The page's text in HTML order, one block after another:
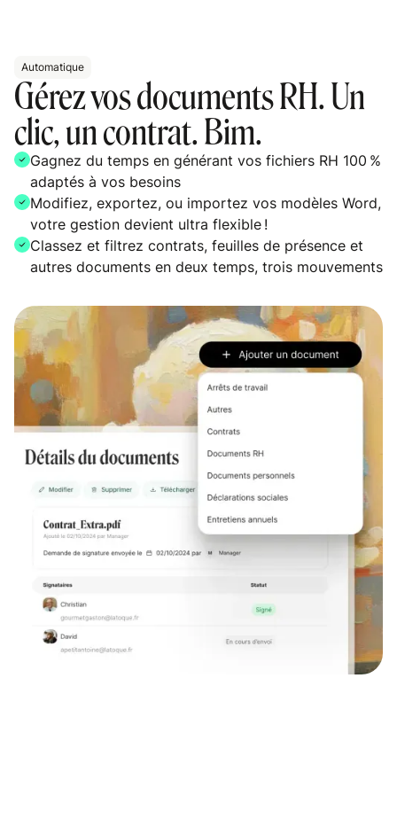
Automatique
Gérez vos documents RH. Un
clic, un contrat. Bim.
Gagnez du temps en générant vos fichiers RH 100 %
adaptés à vos besoins
Modifiez, exportez, ou importez vos modèles Word,
votre gestion devient ultra flexible !
Classez et filtrez contrats, feuilles de présence et
autres documents en deux temps, trois mouvements